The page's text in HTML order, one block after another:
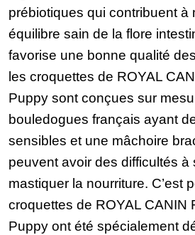
prébiotiques qui contribuent à
équilibre sain de la flore
favorise une bonne qualité
les croquettes de ROYAL
Puppy sont conçues sur
bouledogues français ayant
sensibles et une mâchoire
peuvent avoir des difficultés à
mastiquer la nourriture. C’est
croquettes de ROYAL CANIN
Puppy ont été spécialement